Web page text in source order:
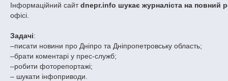
Інформаційний сайтdnepr.info шукає журналіста на повний
офісі.
Задачі:
–писати новини про Дніпро та Дніпропетровську область;
–брати коментарі у прес-служб;
–робити фоторепортажі;
– шукати інфоприводи.